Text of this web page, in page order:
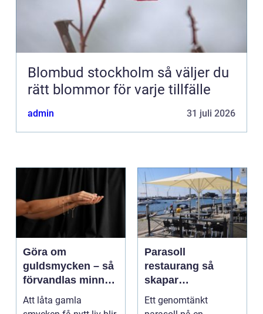
Blombud stockholm så väljer du
rätt blommor för varje tillfälle
admin 31 juli 2026
Göra om
guldsmycken – så
förvandlas minnen
till nya favoriter
Att låta gamla
Parasoll
restaurang så
skapar
uteserveringen rätt
känsla året runt
Ett genomtänkt